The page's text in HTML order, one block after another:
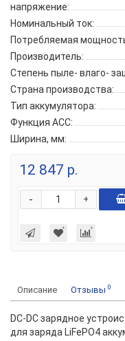
напряжение:
Номинальный ток:
Потребляемая
Производитель:
Степень пыле- влаго-
Страна производства:
Тип аккумулятора:
Функция АСС:
Ширина, мм:
12 847 р.
+
-
Описание Отзывы 0
DC-DC зарядное
для заряда LiFePO4